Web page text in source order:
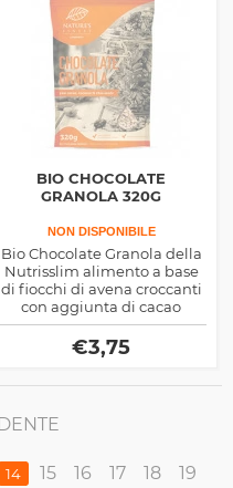
BIO CHOCOLATE
GRANOLA 320G
NON DISPONIBILE
Bio Chocolate Granola della
Nutrisslim alimento a base
di fiocchi di avena croccanti
con aggiunta di cacao
amaro e scaglie di cocco,
adatto a Vegani e
Vegetariani
€3,75
14 15 16 17 18
19